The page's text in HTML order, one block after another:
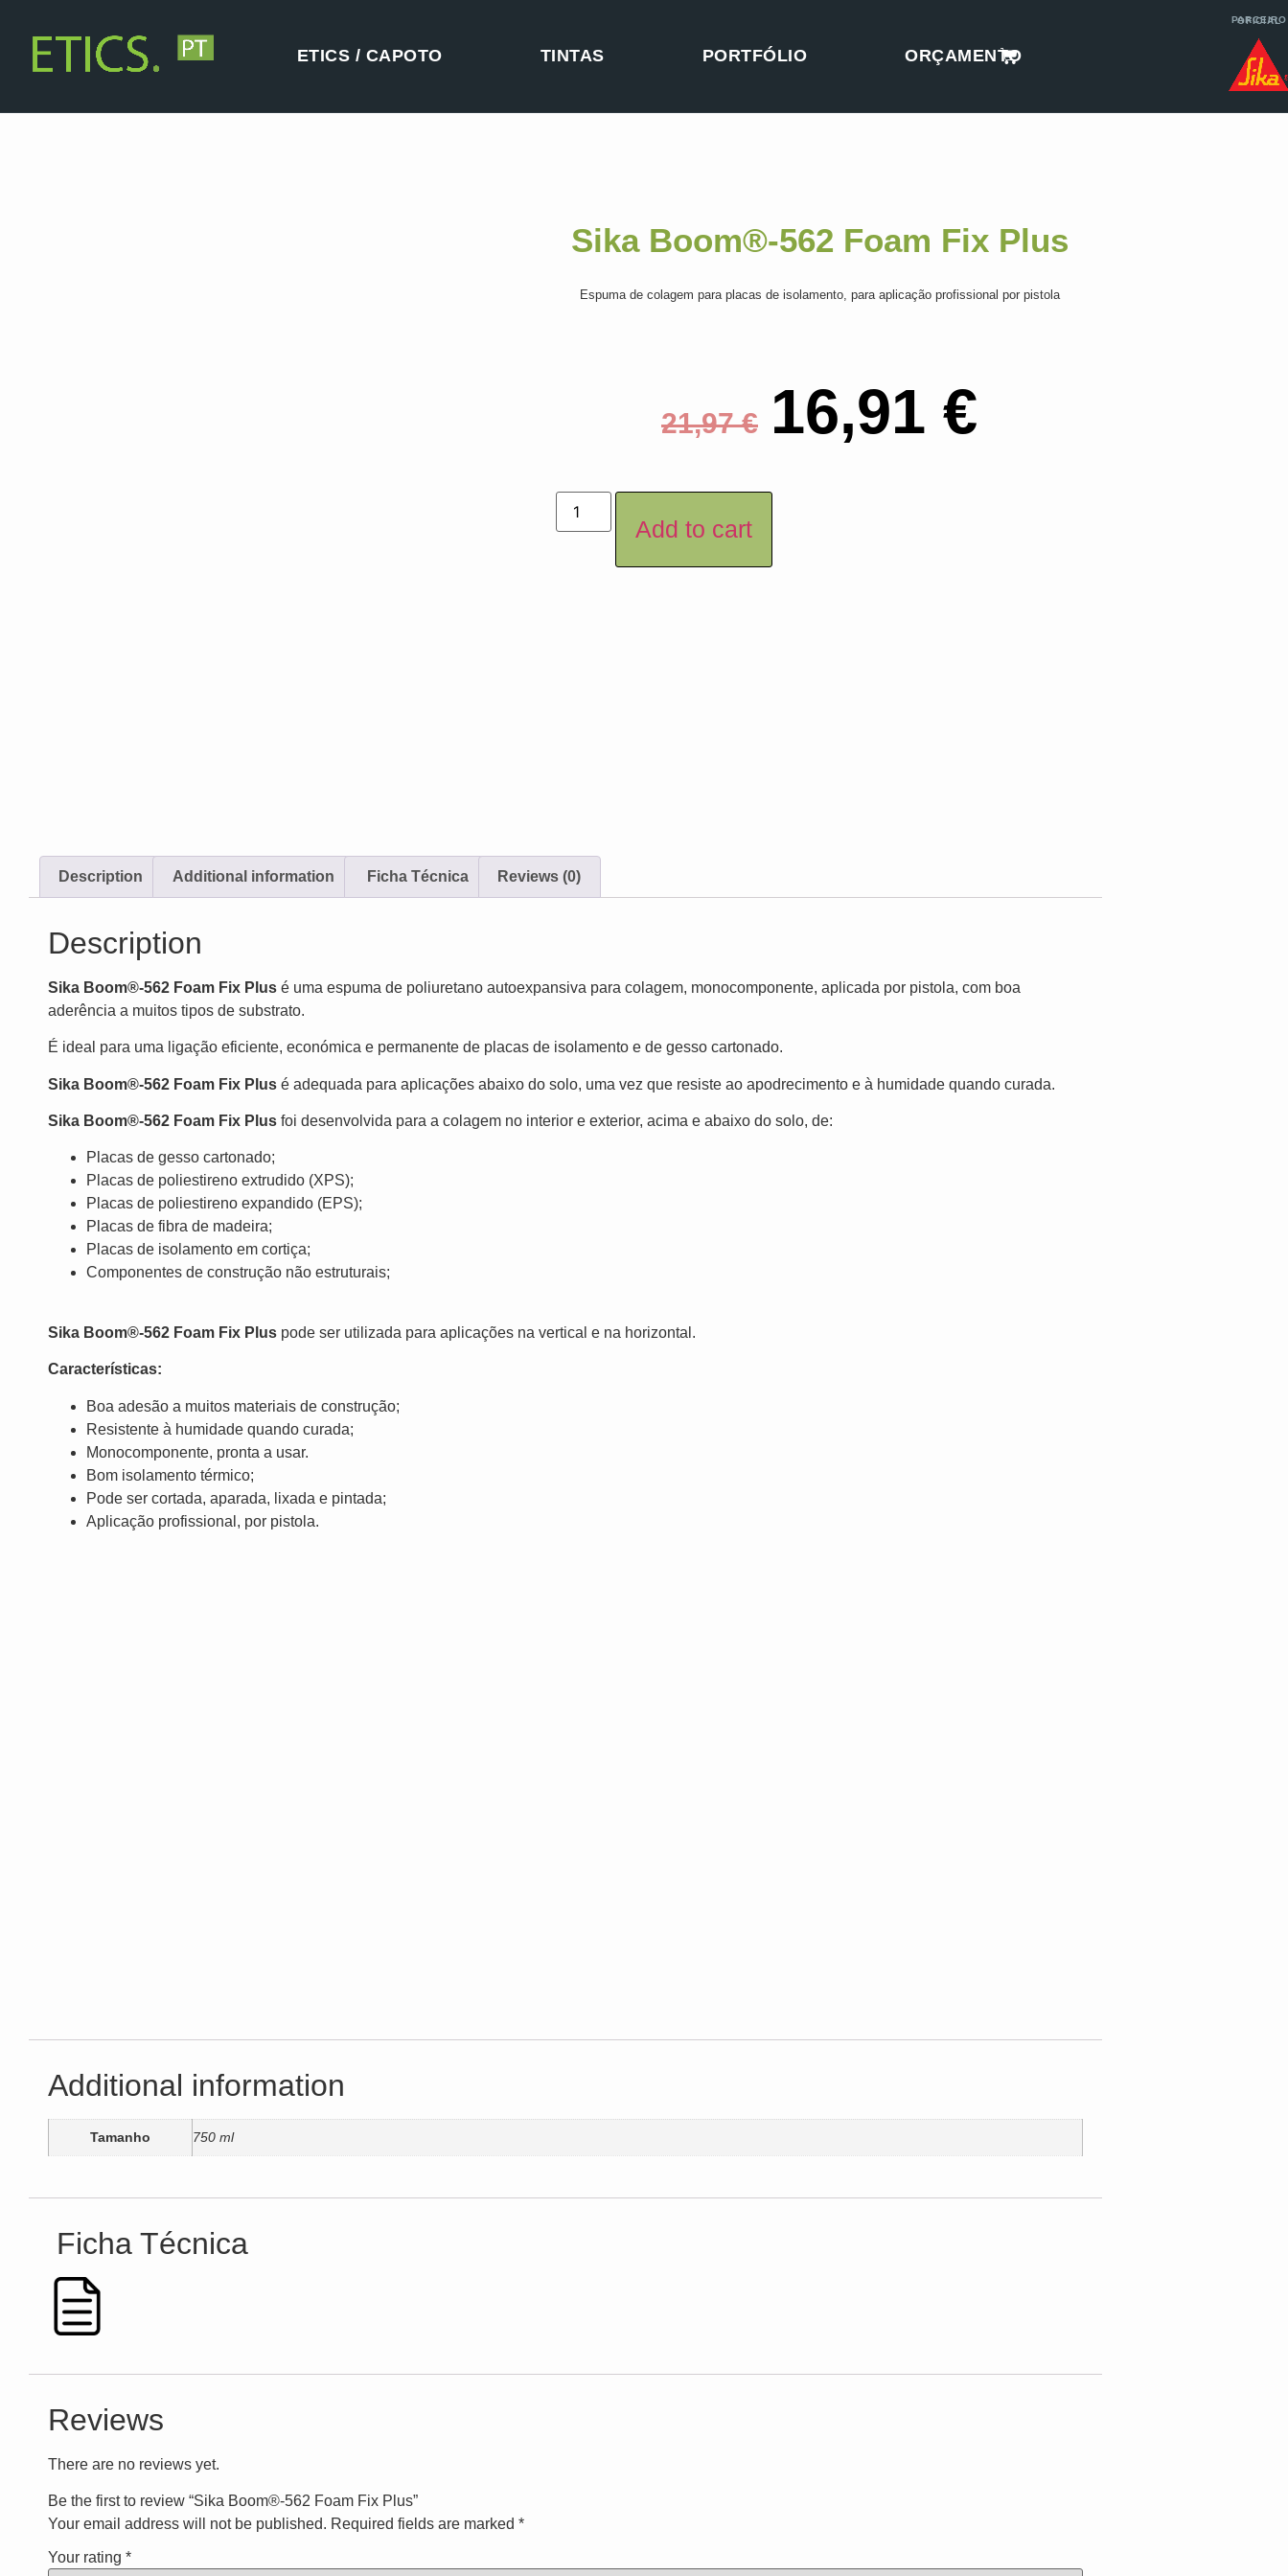
ETICS / CAPOTO TINTAS PORTFÓLIO ORÇAMENTO
PARCEIRO OFICIAL
Sika Boom®-562 Foam Fix Plus
Espuma de colagem para placas de isolamento, para aplicação profissional por pistola
21,97€ 16,91 €
Add to cart
Description Additional information ‎ Ficha Técnica Reviews (0)
Description
Sika Boom®-562 Foam Fix Plus é uma espuma de poliuretano autoexpansiva para colagem, monocomponente, aplicada por pistola, com boa
aderência a muitos tipos de substrato.
É ideal para uma ligação eficiente, económica e permanente de placas de isolamento e de gesso cartonado.
Sika Boom®-562 Foam Fix Plus é adequada para aplicações abaixo do solo, uma vez que resiste ao apodrecimento e à humidade quando curada.
Sika Boom®-562 Foam Fix Plus foi desenvolvida para a colagem no interior e exterior, acima e abaixo do solo, de:
Placas de gesso cartonado;
Placas de poliestireno extrudido (XPS);
Placas de poliestireno expandido (EPS);
Placas de fibra de madeira;
Placas de isolamento em cortiça;
Componentes de construção não estruturais;
Sika Boom®-562 Foam Fix Plus pode ser utilizada para aplicações na vertical e na horizontal.
Características:
Boa adesão a muitos materiais de construção;
Resistente à humidade quando curada;
Monocomponente, pronta a usar.
Bom isolamento térmico;
Pode ser cortada, aparada, lixada e pintada;
Aplicação profissional, por pistola.
Additional information
Tamanho 750 ml
‎ Ficha Técnica
Reviews
There are no reviews yet.
Be the first to review “Sika Boom®-562 Foam Fix Plus”
Your email address will not be published. Required fields are marked *
Your rating *